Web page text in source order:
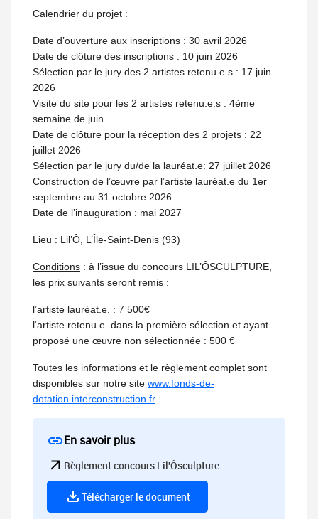
Calendrier du projet :
Date d’ouverture aux inscriptions : 30 avril 2026
Date de clôture des inscriptions : 10 juin 2026
Sélection par le jury des 2 artistes retenu.e.s : 17 juin
2026
Visite du site pour les 2 artistes retenu.e.s : 4ème
semaine de juin
Date de clôture pour la réception des 2 projets : 22
juillet 2026
Sélection par le jury du/de la lauréat.e: 27 juillet 2026
Construction de l’œuvre par l’artiste lauréat.e du 1er
septembre au 31 octobre 2026
Date de l’inauguration : mai 2027
Lieu : Lil’Ô, L’Île-Saint-Denis (93)
Conditions : à l’issue du concours LIL’ÔSCULPTURE,
les prix suivants seront remis :
l’artiste lauréat.e. : 7 500€
l‘artiste retenu.e. dans la première sélection et ayant
proposé une œuvre non sélectionnée : 500 €
Toutes les informations et le règlement complet sont
disponibles sur notre site www.fonds-de-
dotation.interconstruction.fr
En savoir plus
Règlement concours Lil'Ôsculpture
Télécharger le document